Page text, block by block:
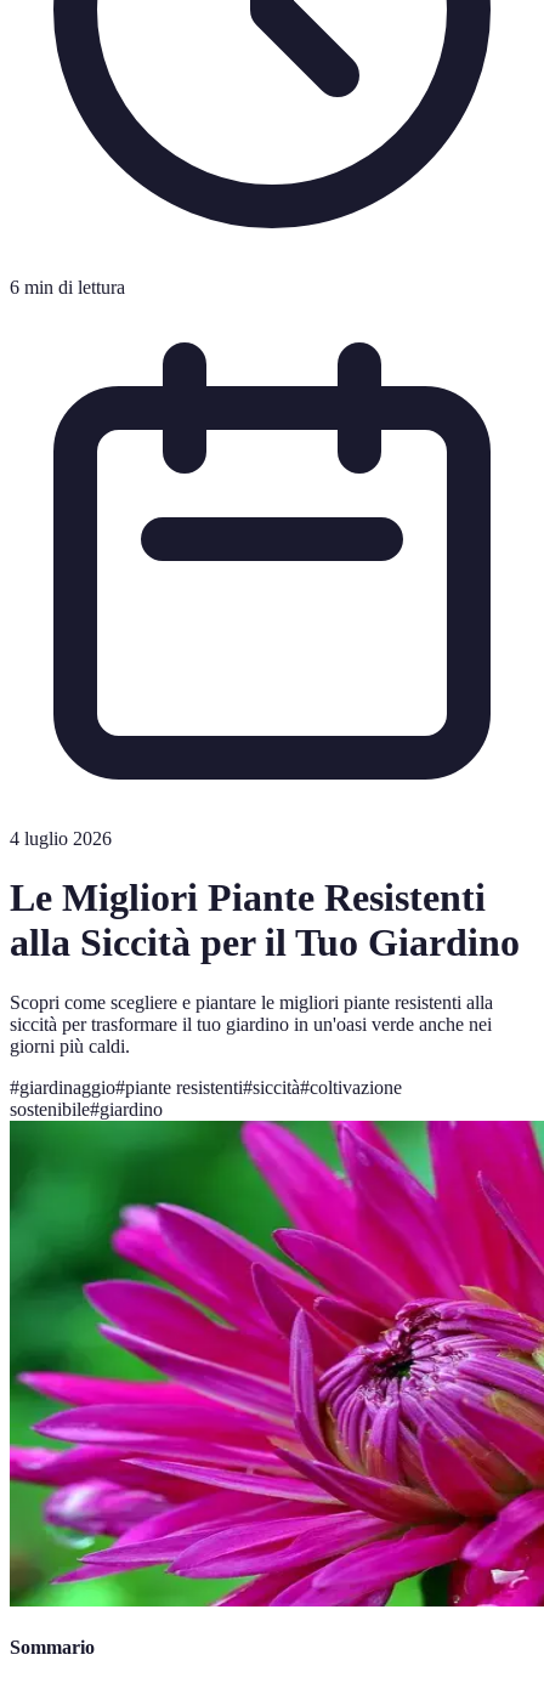
6 min di lettura
4 luglio 2026
Le Migliori Piante Resistenti
alla Siccità per il Tuo Giardino
Scopri come scegliere e piantare le migliori piante resistenti alla
siccità per trasformare il tuo giardino in un'oasi verde anche nei
giorni più caldi.
#giardinaggio#piante resistenti#siccità#coltivazione
sostenibile#giardino
Sommario